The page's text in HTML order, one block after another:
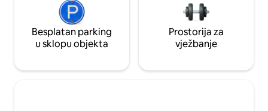
Besplatan parking
u sklopu objekta
Prostorija za
vježbanje